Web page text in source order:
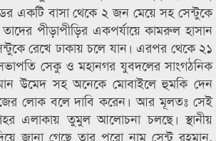
একটি বাসা থেকে ২ জন মেয়ে সহ সেন্টুকে
পীড়াপীড়ির একপর্যায়ে কামরুল হাসান
রেখে ঢাকায় চলে যান। এরপর থেকে ২১
সেকু ও মহানগর যুবদলের সাংগঠনিক
উমেদ সহ অনেকে মোবাইলে হুমকি দেন
লোক বলে দাবি করেন। আর মূলতঃ সেই
এলাকায় তুমুল আলোচনা চলছে। স্থানীয়
জানা গেছে তার পুরো নাম সেন্টু রহমান,